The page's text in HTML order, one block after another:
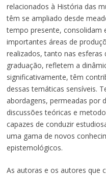
relacionados à História das
têm se ampliado desde
tempo presente, consolidam
importantes áreas de
realizados, tanto nas esferas
graduação, refletem a
significativamente, têm
dessas temáticas sensíveis.
abordagens, permeadas por
discussões teóricas e
capazes de conduzir
uma gama de novos
epistemológicos.
As autoras e os autores que